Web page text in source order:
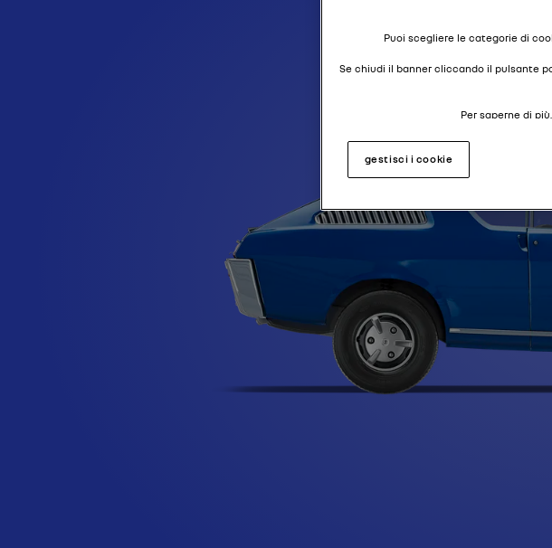
Puoi scegliere le categorie di
Se chiudi il banner cliccando il pulsante
Per saperne di
gestisci i cookie